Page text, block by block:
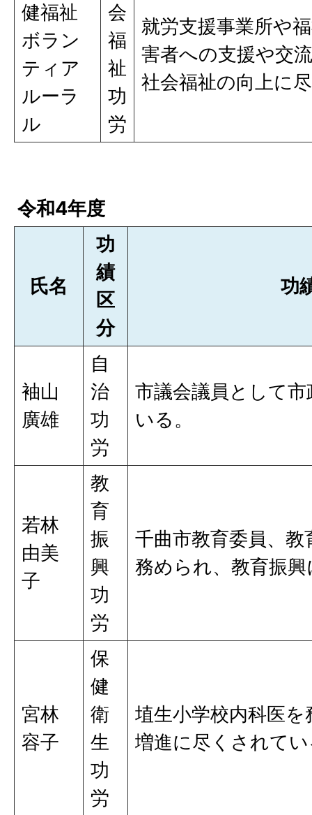
健福祉
ボラン
ティア
ルーラ
ル
会
福
祉
功
労
就労支援事業所や
害者への支援や交
社会福祉の向上に
令和4年度
氏名
功
績
区
分
功
袖山
廣雄
自
治
功
労
市議会議員として
いる。
若林
由美
子
教
育
振
興
功
労
千曲市教育委員、
務められ、教育振
宮林
容子
保
健
衛
生
功
労
埴生小学校内科医
増進に尽くされて